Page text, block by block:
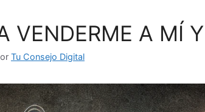
VENDERME A MÍ
Tu Consejo Digital